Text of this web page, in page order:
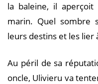
la baleine, il aperçoit
marin. Quel sombre
leurs destins et les lier
Au péril de sa
oncle, Ulivieru va